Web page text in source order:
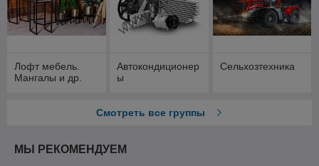
Лофт мебель.
Мангалы и др.
Автокондиционер
ы
Сельхозтехника
Смотреть все группы
МЫ РЕКОМЕНДУЕМ